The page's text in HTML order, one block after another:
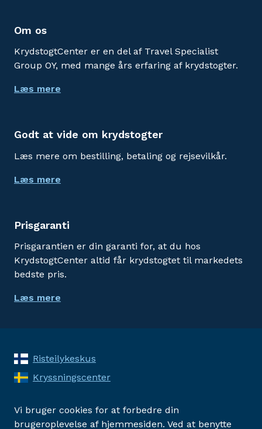
Om os
KrydstogtCenter er en del af Travel Specialist
Group OY, med mange års erfaring af krydstogter.
Læs mere
Godt at vide om krydstogter
Læs mere om bestilling, betaling og rejsevilkår.
Læs mere
Prisgaranti
Prisgarantien er din garanti for, at du hos
KrydstogtCenter altid får krydstogtet til markedets
bedste pris.
Læs mere
Risteilykeskus
Kryssningscenter
Vi bruger cookies for at forbedre din
brugeroplevelse af hjemmesiden. Ved at benytte